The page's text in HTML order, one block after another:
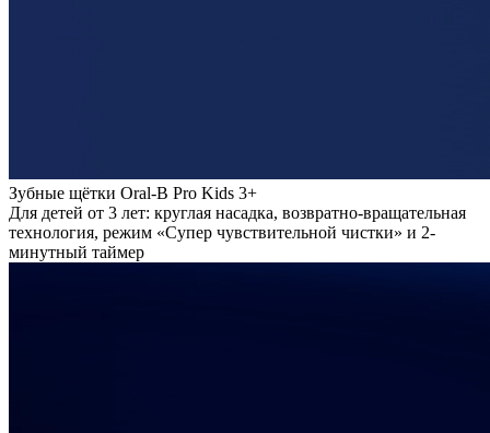
Зубные щётки Oral-B Pro Kids 3+
Для детей от 3 лет: круглая насадка, возвратно-вращательная
технология, режим «Супер чувствительной чистки» и 2-
минутный таймер